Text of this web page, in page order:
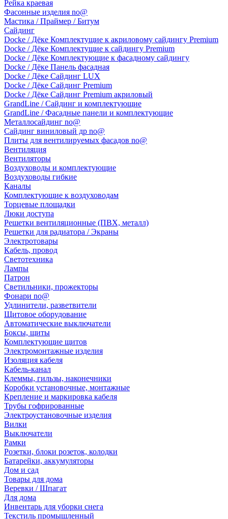
Рейка краевая
Фасонные изделия no@
Мастика / Праймер / Битум
Сайдинг
Docke / Дёке Комплектущие к акриловому сайдингу Premium
Docke / Дёке Комплектущие к сайдингу Premium
Docke / Дёке Комплектующие к фасадному сайдингу
Docke / Дёке Панель фасадная
Docke / Дёке Сайдинг LUX
Docke / Дёке Сайдинг Premium
Docke / Дёке Сайдинг Premium акриловый
GrandLine / Сайдинг и комплектующие
GrandLine / Фасадные панели и комплектующие
Металлосайдинг no@
Сайдинг виниловый др no@
Плиты для вентилируемых фасадов no@
Вентиляция
Вентиляторы
Воздуховоды и комплектующие
Воздуховоды гибкие
Каналы
Комплектующие к воздуховодам
Торцевые площадки
Люки доступа
Решетки вентиляционные (ПВХ, металл)
Решетки для радиатора / Экраны
Электротовары
Кабель, провод
Светотехника
Лампы
Патрон
Светильники, прожекторы
Фонари no@
Удлинители, разветвители
Щитовое оборудование
Автоматические выключатели
Боксы, щиты
Комплектующие щитов
Электромонтажные изделия
Изоляция кабеля
Кабель-канал
Клеммы, гильзы, наконечники
Коробки установочные, монтажные
Крепление и маркировка кабеля
Трубы гофрированные
Электроустановочные изделия
Вилки
Выключатели
Рамки
Розетки, блоки розеток, колодки
Батарейки, аккумуляторы
Дом и сад
Товары для дома
Веревки / Шпагат
Для дома
Инвентарь для уборки снега
Текстиль промышленный